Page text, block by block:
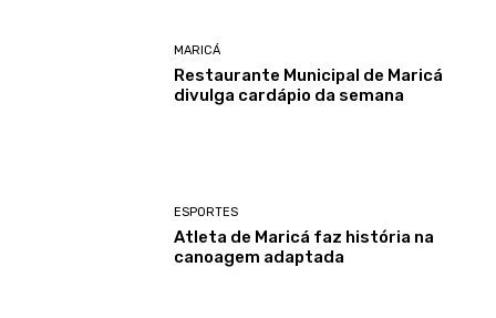
MARICÁ
Restaurante Municipal de Maricá
divulga cardápio da semana
ESPORTES
Atleta de Maricá faz história na
canoagem adaptada